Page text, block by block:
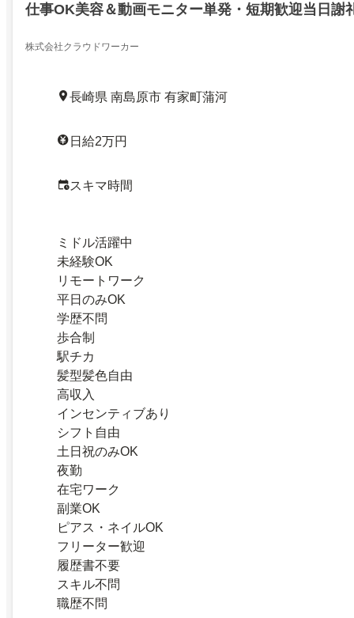
仕事OK美容＆動画モニター単発・短期歓迎当日謝
株式会社クラウドワーカー
長崎県 南島原市 有家町蒲河
日給2万円
スキマ時間
ミドル活躍中
未経験OK
リモートワーク
平日のみOK
学歴不問
歩合制
駅チカ
髪型髪色自由
高収入
インセンティブあり
シフト自由
土日祝のみOK
夜勤
在宅ワーク
副業OK
ピアス・ネイルOK
フリーター歓迎
履歴書不要
スキル不問
職歴不問